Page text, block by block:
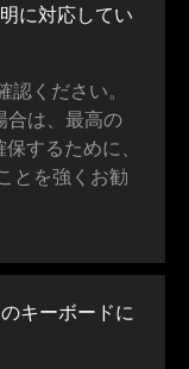
に対応してい
認ください。
合は、最高の
するために、
とを強くお勧
キーボードに